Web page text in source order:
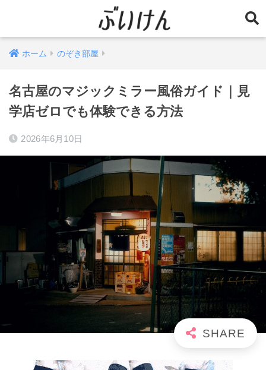
ホーム のぞき部屋
名古屋のマジックミラー風俗ガイド｜見
学店ゼロでも体験できる方法
2026年6月10日